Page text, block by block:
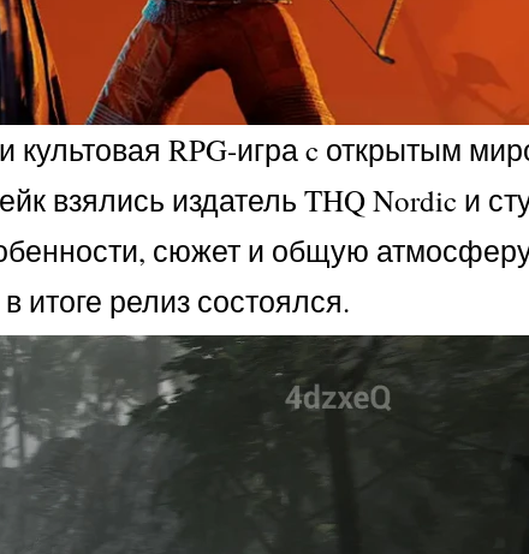
RPG-игра c открытым
взялись издатель THQ Nordic и
сюжет и общую
итоге релиз состоялся.